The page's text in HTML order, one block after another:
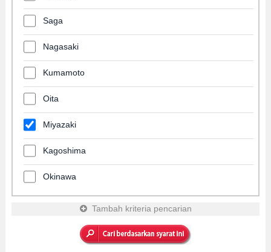
Saga
Nagasaki
Kumamoto
Oita
Miyazaki
Kagoshima
Okinawa
Tambah kriteria pencarian